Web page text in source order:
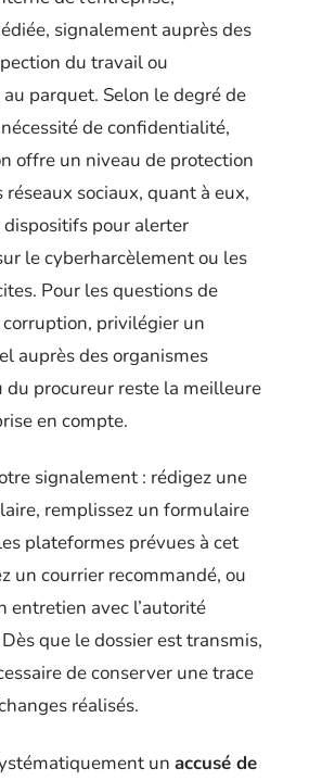
signalement auprès des
du travail ou
parquet. Selon le degré de
de confidentialité,
offre un niveau de protection
sociaux, quant à eux,
pour alerter
le cyberharcèlement ou les
Pour les questions de
privilégier un
auprès des organismes
du procureur reste la meilleure
en compte.
signalement : rédigez une
remplissez un formulaire
plateformes prévues à cet
un courrier recommandé, ou
entretien avec l’autorité
que le dossier est transmis,
de conserver une trace
réalisés.
un accusé de